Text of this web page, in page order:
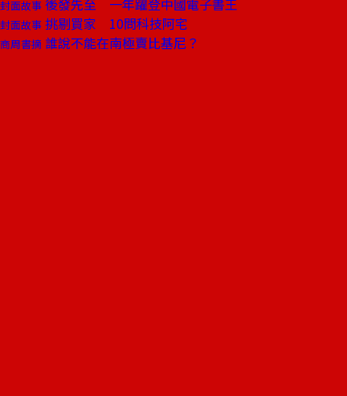
封面故事 後發先至 一年躍登中國電子書王
封面故事 挑剔買家 10問科技阿宅
商周書摘 誰說不能在南極賣比基尼？